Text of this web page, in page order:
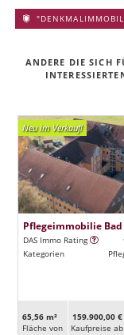
ANDERE DIE SICH
Neu im Verkauf!
Pflegeimmobilie
DAS Immo Rating
Kategorien
65,56 m²
Fläche von
159.900,00 €
Kaufpreise ab